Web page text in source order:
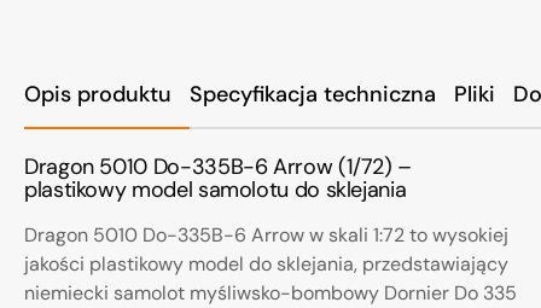
Opis produktu Specyfikacja techniczna Pliki
Dragon 5010 Do-335B-6 Arrow (1/72) –
plastikowy model samolotu do sklejania
Dragon 5010 Do-335B-6 Arrow w skali 1:72 to wysokiej
jakości plastikowy model do sklejania, przedstawiający
niemiecki samolot myśliwsko-bombowy Dornier Do 335